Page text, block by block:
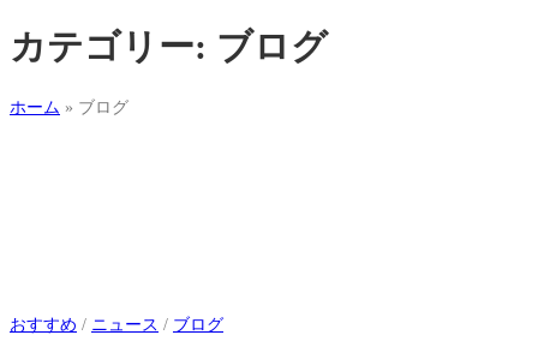
カテゴリー: ブログ
ホーム » ブログ
おすすめ / ニュース / ブログ